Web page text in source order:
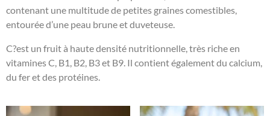
contenant une multitude de petites graines comestibles,
entourée d’une peau brune et duveteuse.
C?est un fruit à haute densité nutritionnelle, très riche en
vitamines C, B1, B2, B3 et B9. Il contient également du calcium,
du fer et des protéines.